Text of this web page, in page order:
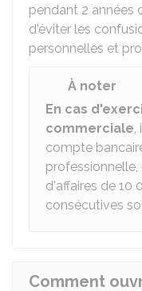
pendant 2 années
d'éviter les
personnelles et
À noter
En cas
commerciale,
compte
professionnelle,
d'affaires de 10
consécutives
Comment